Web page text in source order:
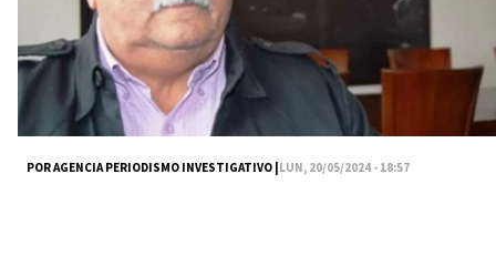
POR AGENCIA PERIODISMO INVESTIGATIVO |LUN, 20/05/2024 - 18:57